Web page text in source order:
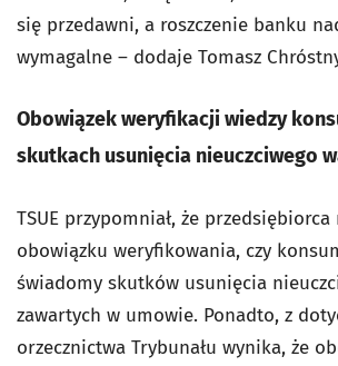
się przedawni, a roszczenie banku
wymagalne – dodaje Tomasz
Obowiązek weryfikacji wiedzy
skutkach usunięcia nieuczciwego
TSUE przypomniał, że
obowiązku weryfikowania, czy
świadomy skutków usunięcia
zawartych w umowie. Ponadto, z
orzecznictwa Trybunału wynika, że